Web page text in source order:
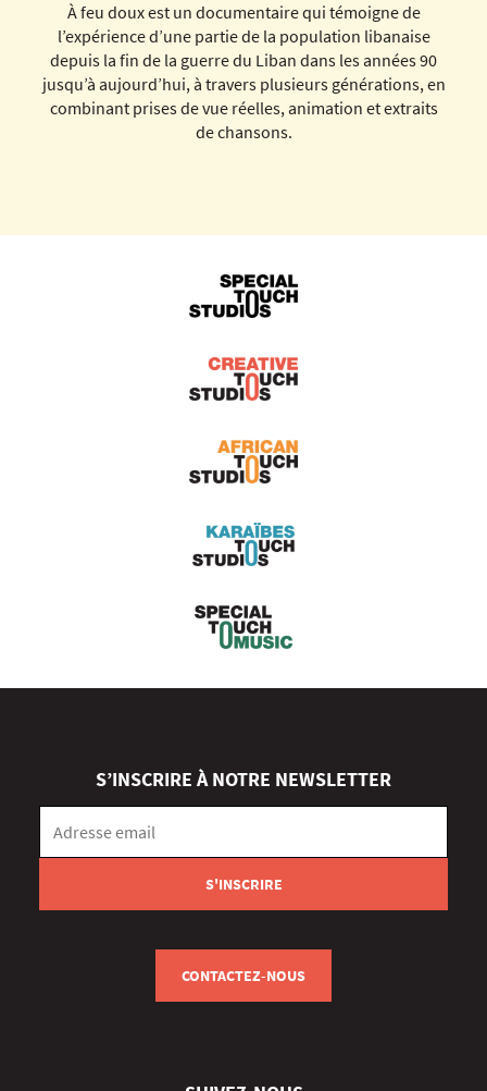
À feu doux est un documentaire qui témoigne de
l’expérience d’une partie de la population libanaise
depuis la fin de la guerre du Liban dans les années 90
jusqu’à aujourd’hui, à travers plusieurs générations, en
combinant prises de vue réelles, animation et extraits
de chansons.
S’INSCRIRE À NOTRE NEWSLETTER
CONTACTEZ-NOUS